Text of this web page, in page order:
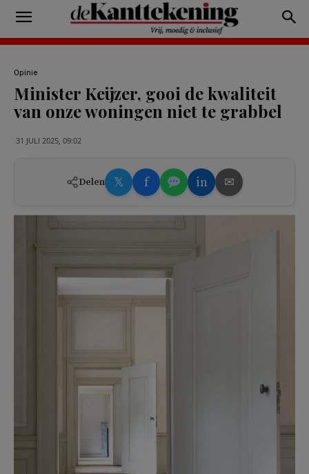
Opinie
Minister Keijzer, gooi de kwaliteit
van onze woningen niet te grabbel
31 JULI 2025, 09:02
Delen 𝕏 f in ✉